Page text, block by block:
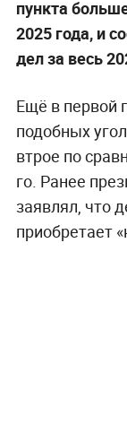
пункта
2025 года, и
дел за весь
Ещё в первой
подобных
втрое по
го. Ранее
заявлял, что
приобретает